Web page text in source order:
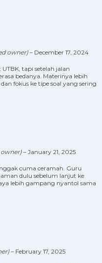
owner)– December 17, 2024
tapi setelah jalan
bedanya. Materinya lebih
fokus ke tipe soal yang sering
– January 21, 2025
cuma ceramah. Guru
dulu sebelum lanjut ke
lebih gampang nyantol sama
– February 17, 2025